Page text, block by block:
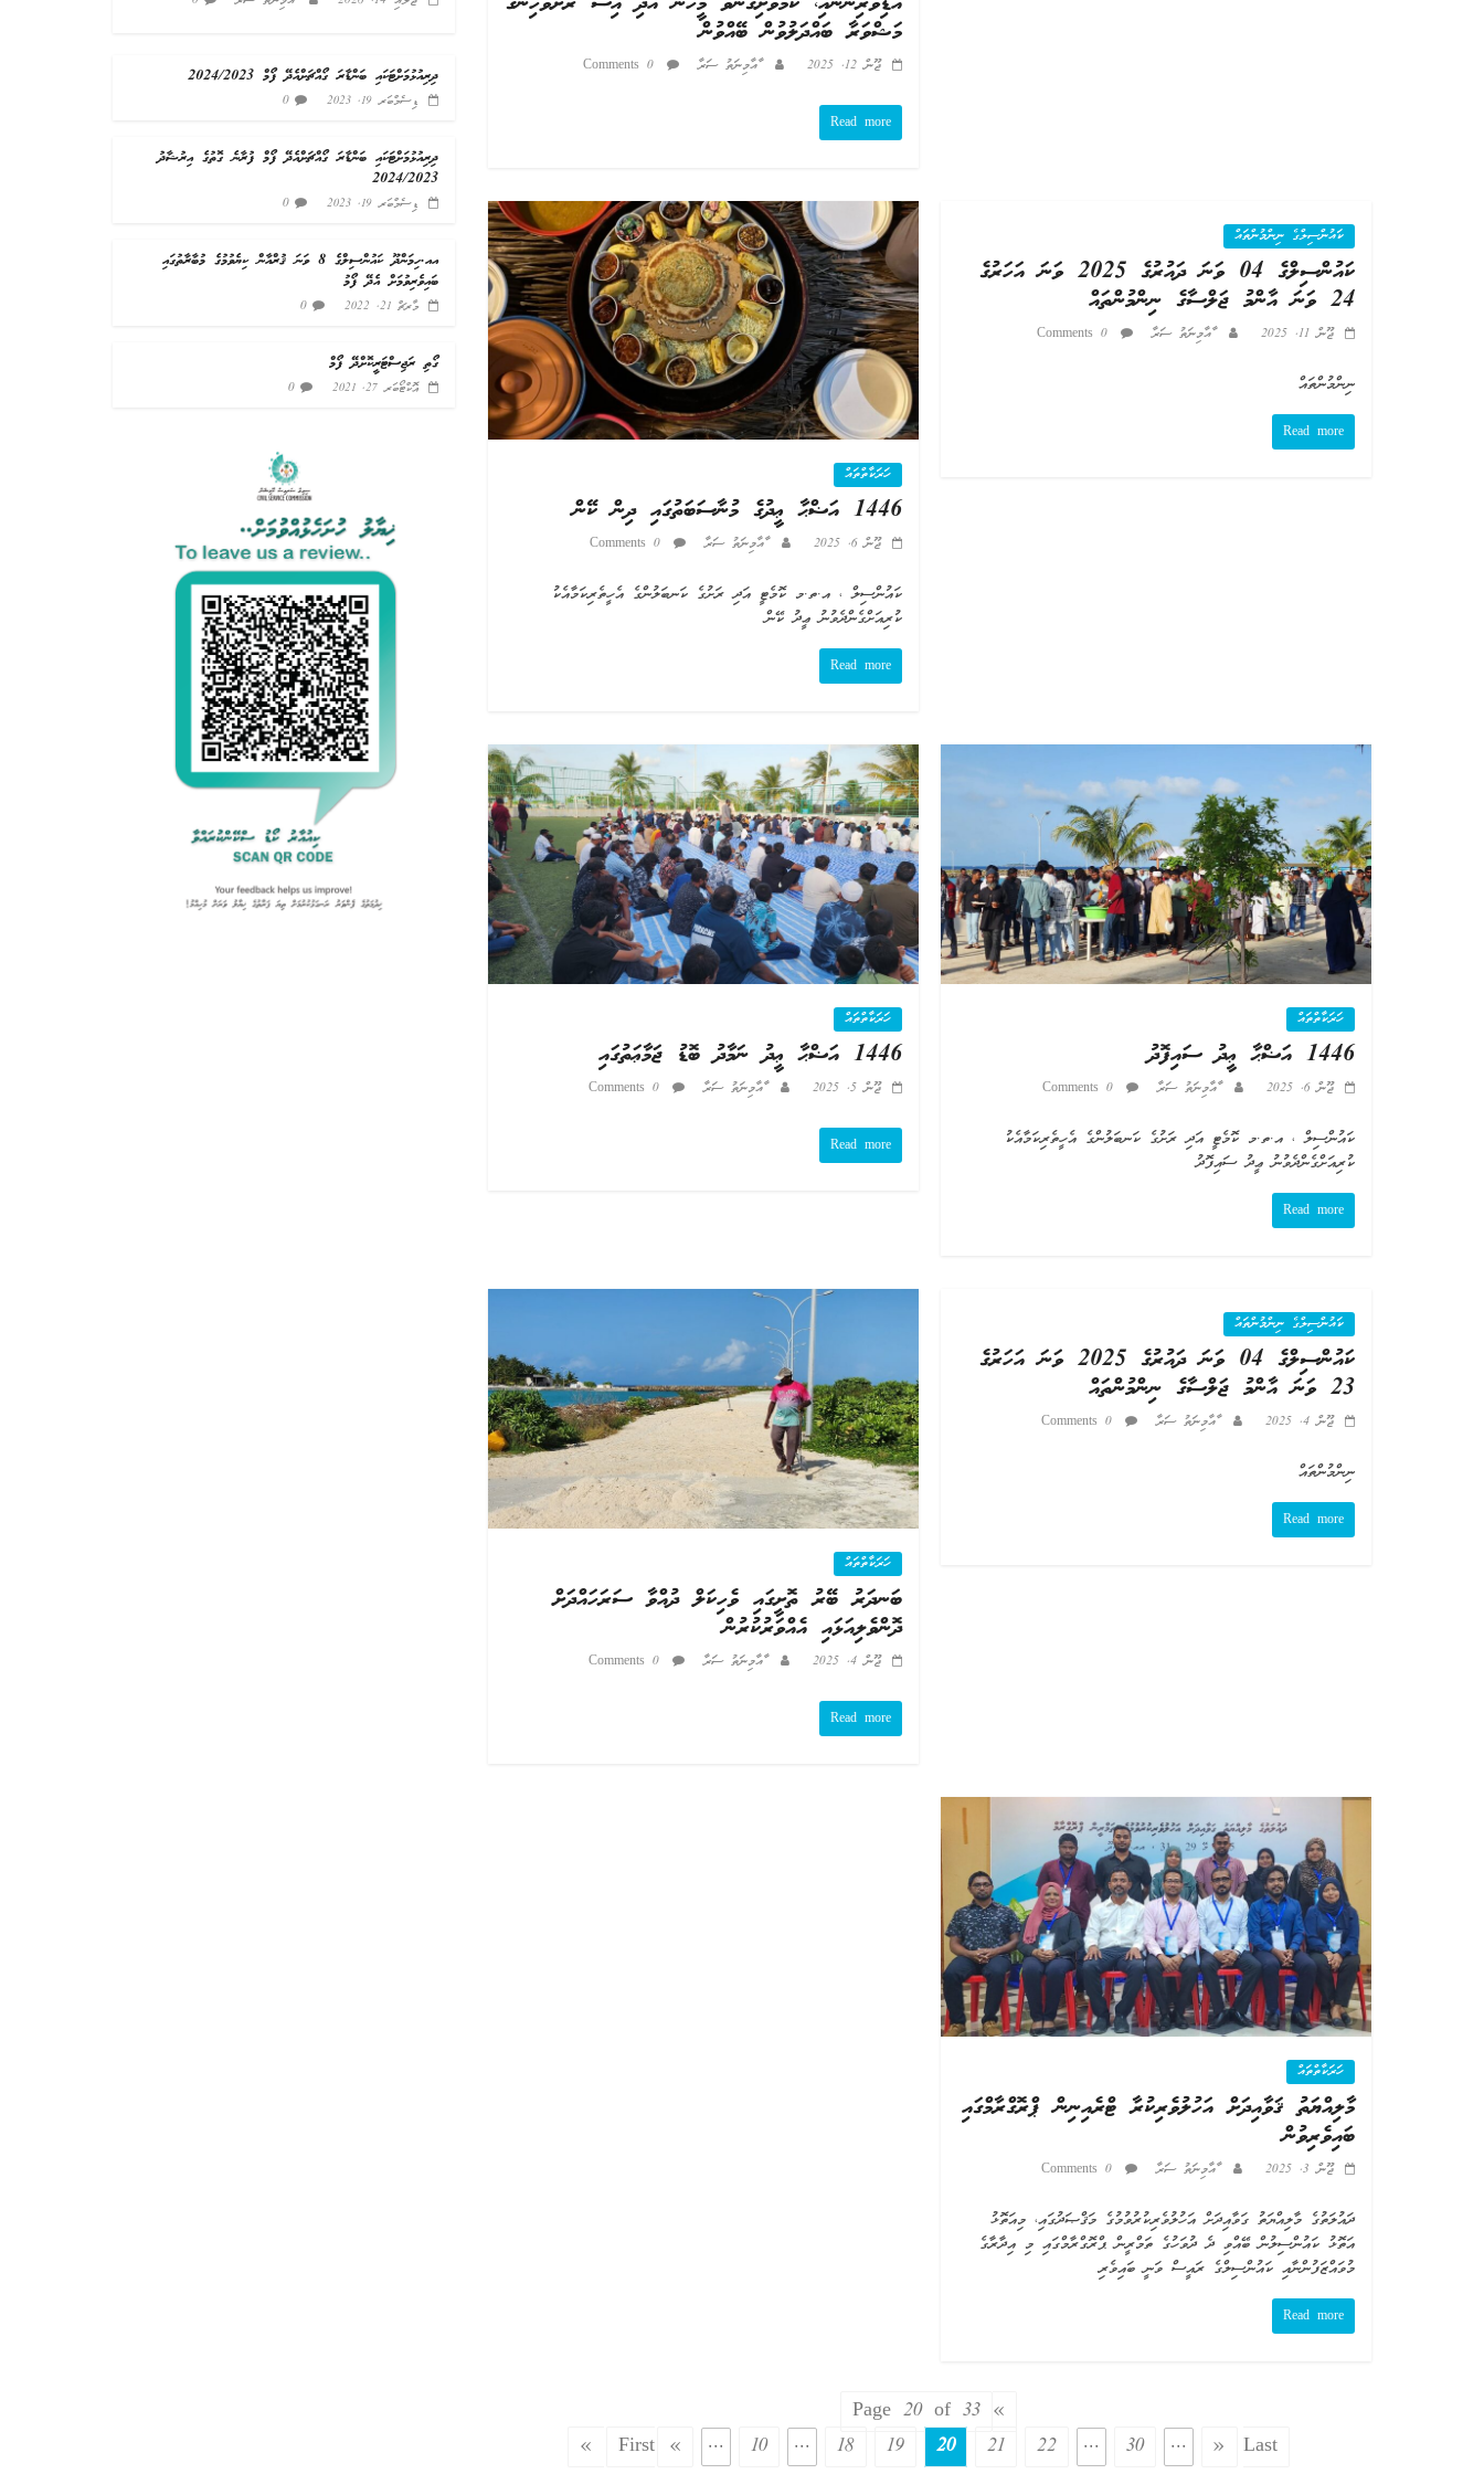
މަޝްވަރާ ބައްދަލުވުން ބޭއްވުން
ޖޫން 12, 2025 ާއާމިނަތު ސަރާ 0 Comments
Read more
ކައުންސިލްގެ ނިންމުންތައް
ކައުންސިލްގެ 04 ވަނަ ދައުރުގެ 2025 ވަނަ އަހަރުގެ
24 ވަނަ އާންމު ޖަލްސާގެ ނިންމުންތައް
ޖޫން 11, 2025 ާއާމިނަތު ސަރާ
ނިންމުންތައް
Read more
ހަރަކާތްތައް
1446 އަޟްޙާ ޢީދުގެ މުނާސަބަތުގައި ދިން ކޭން
ޖޫން 6, 2025 ާއާމިނަތު ސަރާ 0 Comments
ކައުންސިލް ، އ.ތ.މ ކޮމެޓީ އަދި ރަށުގެ ކަނބަލުންގެ އެހީތެރިކަމާއެކު
ކުރިއަށްގެންދެވުނު ޢީދު ކޭން
Read more
ހަރަކާތްތައް
1446 އަޟްޙާ ޢީދު ސައިފޮދު
ޖޫން 6, 2025 ާއާމިނަތު ސަރާ
ކައުންސިލް ، އ.ތ.މ ކޮމެޓީ އަދި ރަށުގެ ކަނބަލުންގެ އެހީތެރިކަމާއެކު
ކުރިއަށްގެންދެވުނު ޢީދު ސައިފޮދު
Read more
ހަރަކާތްތައް
1446 އަޟްޙާ ޢީދު ނަމާދު ބޮޑު ޖަމާޢަތުގައި
ޖޫން 5, 2025 ާއާމިނަތު ސަރާ 0 Comments
Read more
ކައުންސިލްގެ ނިންމުންތައް
ކައުންސިލްގެ 04 ވަނަ ދައުރުގެ 2025 ވަނަ އަހަރުގެ
23 ވަނަ އާންމު ޖަލްސާގެ ނިންމުންތައް
ޖޫން 4, 2025 ާއާމިނަތު ސަރާ
ނިންމުންތައް
Read more
ހަރަކާތްތައް
ބަނދަރު ބޭރު ތޮށީގައި ވެހިކަލް ދުއްވާ ސަރަހައްދަށް
ދޮންވެލިއަޅައި އެއްވަރުކުރުން
ޖޫން 4, 2025 ާއާމިނަތު ސަރާ 0 Comments
Read more
ހަރަކާތްތައް
މާލިއްޔަތު ޤަވާއިދަށް އަހުލުވެރިކުރާ ޓްރެއިނިން ޕްރޮގްރާމްގައި
ބައިވެރިވުން
ޖޫން 3, 2025 ާއާމިނަތު ސަރާ
ދައުލަތުގެ މާލިއްޔަތު ގަވާއިދަށް އަހުލުވެރިކުރުވުމުގެ މަޤްޞަދުގައި، މިއަތޮޅު
އަތޮޅު ކައުންސިލުން ބޭއްވި ދެ ދުވަހުގެ ތަމްރީން ޕްރޮގްރާމްގައި މި އިދާރާގެ
މުވައްޒަފުންނާއި ކައުންސިލްގެ ރައީސް ވަނީ ބައިވެރި
Read more
Page 20 of 33 «
First « ... 10 ... 18 19 20 21 22 ... 30 ... » Last »
ދިރިއުޅުމަށްޓަކައި ބަންޑާރަ ގޯއްޗަށްއެދޭ ފޯމް 2024/2023
ޑިސެމްބަރ 19, 2023 0
ދިރިއުޅުމަށްޓަކައި ބަންޑާރަ ގޯއްޗަށްއެދޭ ފޯމް ފުރާނެ ގޮތުގެ އިރުޝާދު
2024/2023
ޑިސެމްބަރ 19, 2023 0
އއ.ހިމަންދޫ ކައުންސިލްގެ 8 ވަނަ ޤުރްއާން ކިޔެވުމުގެ މުބާރާތުގައި
ބައިވެރިވުމަށް އެދޭ ފޯމު
މާރޗް 21, 2022 0
ގޯތި ރަޖިސްޓަރީކޮށްދޭ ފޯމް
އޮކްޓޯބަރ 27, 2021 0